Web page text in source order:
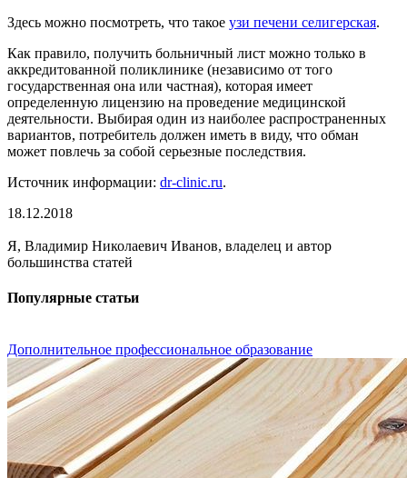
Здесь можно посмотреть, что такое узи печени селигерская.
Как правило, получить больничный лист можно только в
аккредитованной поликлинике (независимо от того
государственная она или частная), которая имеет
определенную лицензию на проведение медицинской
деятельности. Выбирая один из наиболее распространенных
вариантов, потребитель должен иметь в виду, что обман
может повлечь за собой серьезные последствия.
Источник информации: dr-clinic.ru.
18.12.2018
Я, Владимир Николаевич Иванов, владелец и автор
большинства статей
Популярные статьи
Дополнительное профессиональное образование